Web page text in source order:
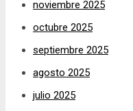
noviembre 2025
octubre 2025
septiembre 2025
agosto 2025
julio 2025